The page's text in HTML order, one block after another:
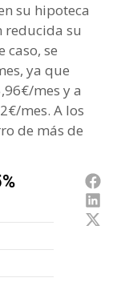
su hipoteca
reducida su
caso, se
ya que
mes y a
mes. A los
de más de